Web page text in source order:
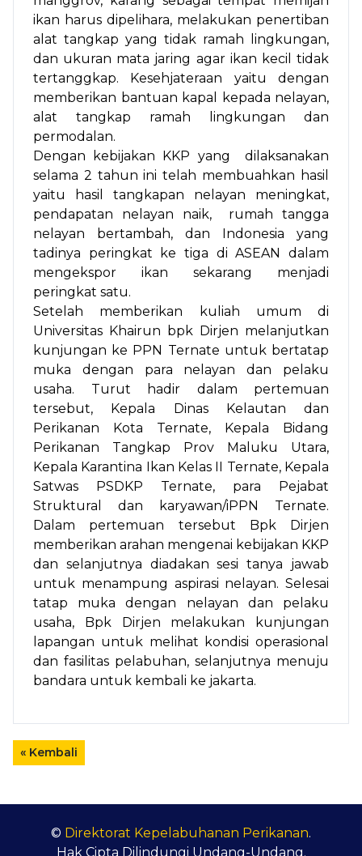
ikan harus dipelihara, melakukan penertiban
alat tangkap yang tidak ramah lingkungan,
dan ukuran mata jaring agar ikan kecil tidak
tertanggkap. Kesehjateraan yaitu dengan
memberikan bantuan kapal kepada nelayan,
alat tangkap ramah lingkungan dan
permodalan.
Dengan kebijakan KKP yang dilaksanakan
selama 2 tahun ini telah membuahkan hasil
yaitu hasil tangkapan nelayan meningkat,
pendapatan nelayan naik, rumah tangga
nelayan bertambah, dan Indonesia yang
tadinya peringkat ke tiga di ASEAN dalam
mengekspor ikan sekarang menjadi
peringkat satu.
Setelah memberikan kuliah umum di
Universitas Khairun bpk Dirjen melanjutkan
kunjungan ke PPN Ternate untuk bertatap
muka dengan para nelayan dan pelaku
usaha. Turut hadir dalam pertemuan
tersebut, Kepala Dinas Kelautan dan
Perikanan Kota Ternate, Kepala Bidang
Perikanan Tangkap Prov Maluku Utara,
Kepala Karantina Ikan Kelas II Ternate, Kepala
Satwas PSDKP Ternate, para Pejabat
Struktural dan karyawan/iPPN Ternate.
Dalam pertemuan tersebut Bpk Dirjen
memberikan arahan mengenai kebijakan KKP
dan selanjutnya diadakan sesi tanya jawab
untuk menampung aspirasi nelayan. Selesai
tatap muka dengan nelayan dan pelaku
usaha, Bpk Dirjen melakukan kunjungan
lapangan untuk melihat kondisi operasional
dan fasilitas pelabuhan, selanjutnya menuju
bandara untuk kembali ke jakarta.
« Kembali
© Direktorat Kepelabuhanan Perikanan.
Hak Cipta Dilindungi Undang-Undang.